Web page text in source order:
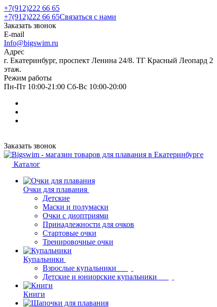
+7(912)222 66 65
+7(912)222 66 65Связаться с нами
Заказать звонок
E-mail
Info@bigswim.ru
Адрес
г. Екатеринбург, проспект Ленина 24/8. ТГ Красный Леопард 2
этаж.
Режим работы
Пн-Пт 10:00-21:00 Сб-Вс 10:00-20:00
Заказать звонок
Каталог
Очки для плавания
Детские
Маски и полумаски
Очки с диоптриями
Принадлежности для очков
Стартовые очки
Тренировочные очки
Купальники
Взрослые купальники
Детские и юниорские купальники
Книги